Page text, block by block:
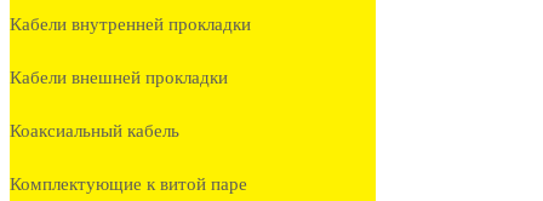
Кабели внутренней прокладки
Кабели внешней прокладки
Коаксиальный кабель
Комплектующие к витой паре